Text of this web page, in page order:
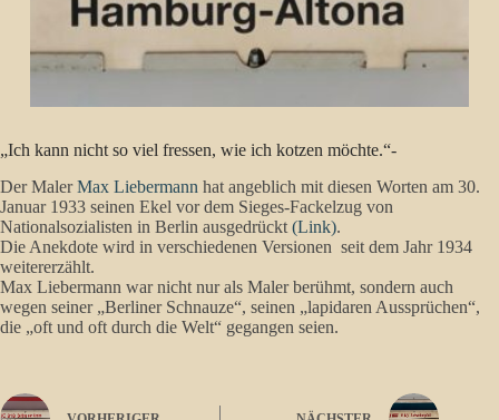
„Ich kann nicht so viel fressen, wie ich kotzen möchte.“-
Der MalerMax Liebermann hat angeblich mit diesen Worten am 30.
Januar 1933 seinen Ekel vor dem Sieges-Fackelzug von
Nationalsozialisten in Berlin ausgedrückt (Link).
Die Anekdote wird in verschiedenen Versionen seit dem Jahr 1934
weitererzählt.
Max Liebermann war nicht nur als Maler berühmt, sondern auch
wegen seiner „Berliner Schnauze“, seinen „lapidaren Aussprüchen“,
die „oft und oft durch die Welt“ gegangen seien.